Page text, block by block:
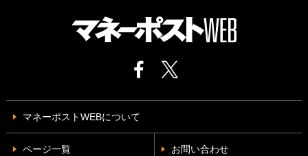
マネーポストWEBについて
ページ一覧 お問い合わせ